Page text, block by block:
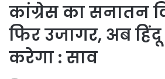
कांग्रेस का सनातन
फिर उजागर, अब हिंदू
करेगा : साव